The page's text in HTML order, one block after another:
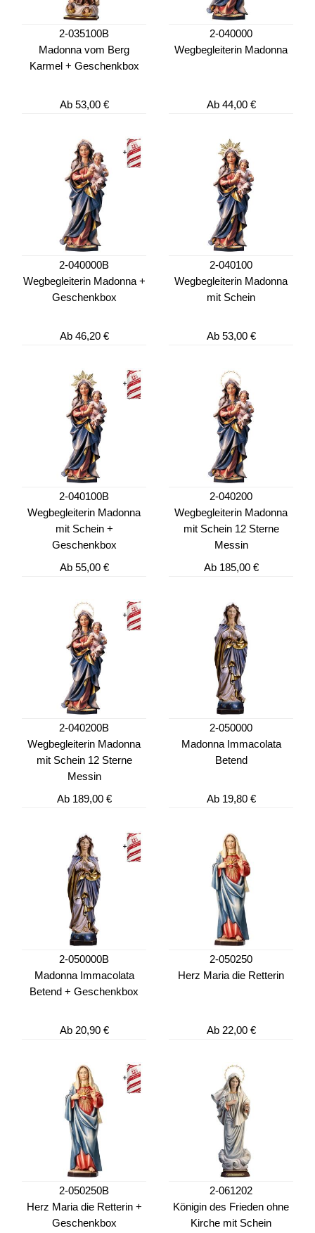
2-035100B
Madonna vom Berg
Karmel + Geschenkbox
Ab53,00 €
2-040000
Wegbegleiterin Madonna
Ab44,00 €
2-040000B
Wegbegleiterin Madonna +
Geschenkbox
Ab46,20 €
2-040100
Wegbegleiterin Madonna
mit Schein
Ab53,00 €
2-040100B
Wegbegleiterin Madonna
mit Schein +
Geschenkbox
Ab55,00 €
2-040200
Wegbegleiterin Madonna
mit Schein 12 Sterne
Messin
Ab185,00 €
2-040200B
Wegbegleiterin Madonna
mit Schein 12 Sterne
Messin
Ab189,00 €
2-050000
Madonna Immacolata
Betend
Ab19,80 €
2-050000B
Madonna Immacolata
Betend + Geschenkbox
Ab20,90 €
2-050250
Herz Maria die Retterin
Ab22,00 €
2-050250B
Herz Maria die Retterin +
Geschenkbox
2-061202
Königin des Frieden ohne
Kirche mit Schein